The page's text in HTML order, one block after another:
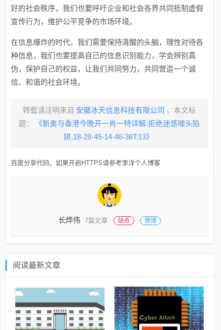
好的社会秩序，我们也要呼吁企业和社会各界共同抵制虚假
宣传行为，维护公平竞争的市场环境。
在信息爆炸的时代，我们需要保持清醒的头脑，理性对待各
种信息，我们也要提高自己的信息识别能力，学会辨别真
伪，保护自己的权益，让我们共同努力，共同营造一个诚
信、和谐的社会环境。
转载请注明来自 安徽冰天信息科技有限公司 ，本文标
题：
《新奥与香港今晚开一肖一特详解:拒绝迷惑噱头陷
阱,18-28-45-14-46-38T:13》
百度分享代码，如果开启HTTPS请参考李洋个人博客
长烨伟 7篇文章 站点 微博
阅读最新文章